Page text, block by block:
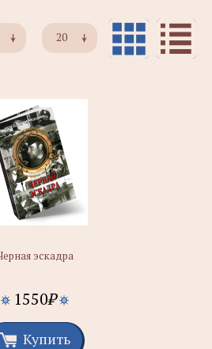
20
эскадра
1550₽
Купить